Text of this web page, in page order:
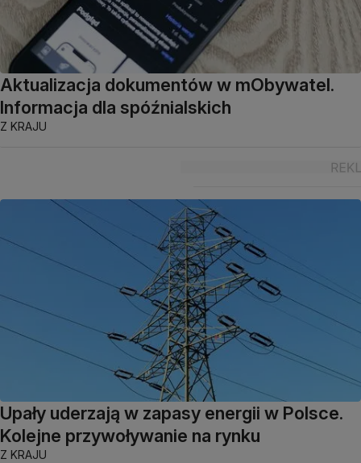
Aktualizacja dokumentów w mObywatel.
Informacja dla spóźnialskich
Z KRAJU
Upały uderzają w zapasy energii w Polsce.
Kolejne przywoływanie na rynku
Z KRAJU